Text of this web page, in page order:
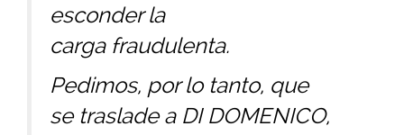
esconder la
carga fraudulenta.
Pedimos, por lo tanto, que
se traslade a DI DOMENICO,